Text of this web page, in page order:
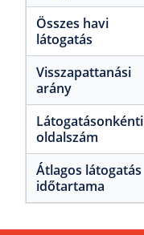
Összes havi
látogatás
Visszapattanási
arány
Látogatásonkénti
oldalszám
Átlagos látogatás
időtartama